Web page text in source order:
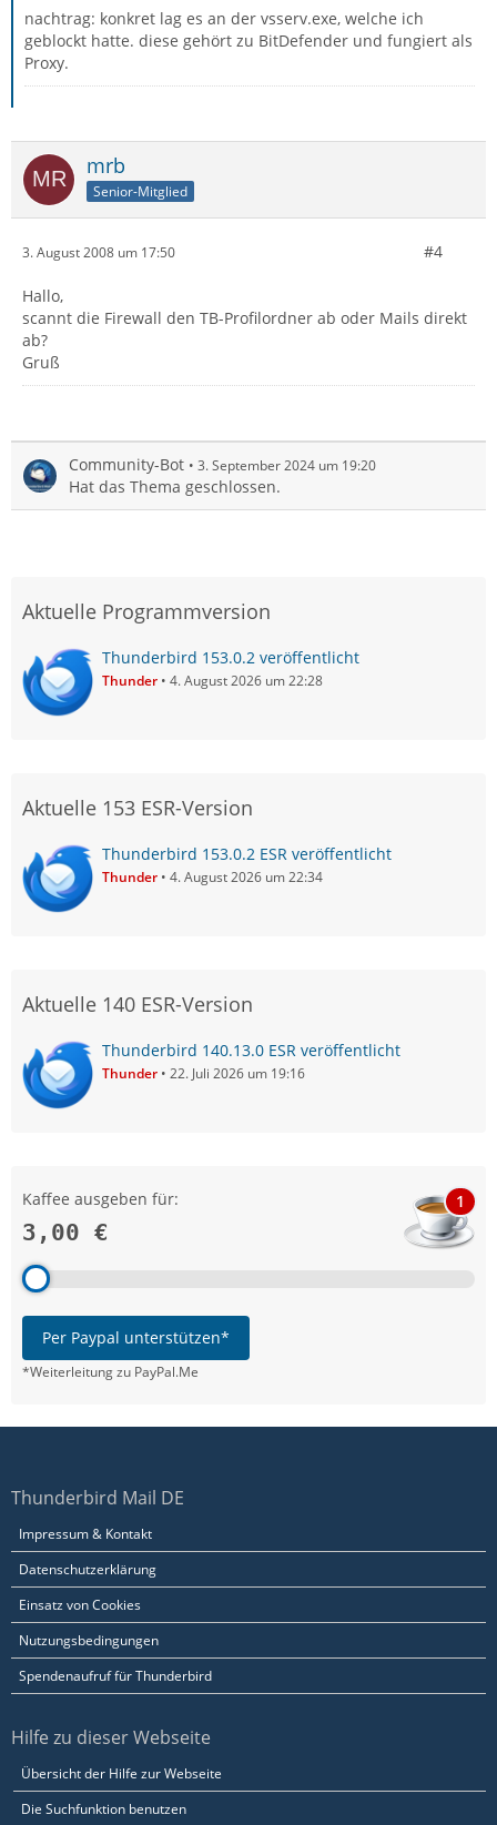
nachtrag: konkret lag es an der vsserv.exe, welche ich
geblockt hatte. diese gehört zu BitDefender und fungiert als
Proxy.
mrb
Senior-Mitglied
3. August 2008 um 17:50 #4
Hallo,
scannt die Firewall den TB-Profilordner ab oder Mails direkt
ab?
Gruß
Community-Bot 3. September 2024 um 19:20
Hat das Thema geschlossen.
Aktuelle Programmversion
Thunderbird 153.0.2 veröffentlicht
Thunder 4. August 2026 um 22:28
Aktuelle 153 ESR-Version
Thunderbird 153.0.2 ESR veröffentlicht
Thunder 4. August 2026 um 22:34
Aktuelle 140 ESR-Version
Thunderbird 140.13.0 ESR veröffentlicht
Thunder 22. Juli 2026 um 19:16
Kaffee ausgeben für:
3,00 €
1
Per Paypal unterstützen*
*Weiterleitung zu PayPal.Me
Thunderbird Mail DE
Impressum & Kontakt
Datenschutzerklärung
Einsatz von Cookies
Nutzungsbedingungen
Spendenaufruf für Thunderbird
Hilfe zu dieser Webseite
Übersicht der Hilfe zur Webseite
Die Suchfunktion benutzen